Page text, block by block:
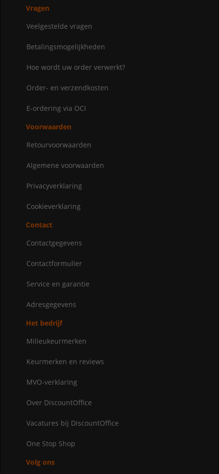
Vragen
Veelgestelde vragen
Betalingsmogelijkheden
Hoe wordt uw order verwerkt?
Order- en verzendkosten
E-ordering via OCI
Voorwaarden
Retourvoorwaarden
Algemene voorwaarden
Privacyverklaring
Cookieverklaring
Contact
Contactgegevens
Contactformulier
Service en garantie
Adresgegevens
Het bedrijf
Milieukeurmerken
Keurmerken en reviews
MVO-verklaring
Over DiscountOffice
Vacatures bij DiscountOffice
One Stop Shop
Volg ons